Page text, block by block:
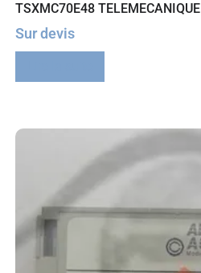
TSXMC70E48 TELEMECANIQUE
Sur devis